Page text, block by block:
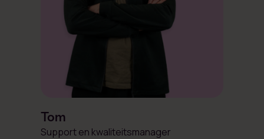
Tom
Support en kwaliteitsmanager